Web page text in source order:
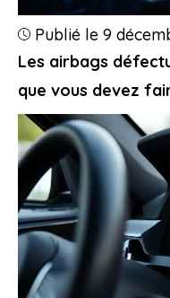
Les airbags
que vous devez
Publié le 9